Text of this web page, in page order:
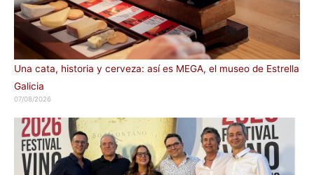
Una cata, historia y cerveza: así es MEGA, el museo de Estrella
Galicia
07/08/2026